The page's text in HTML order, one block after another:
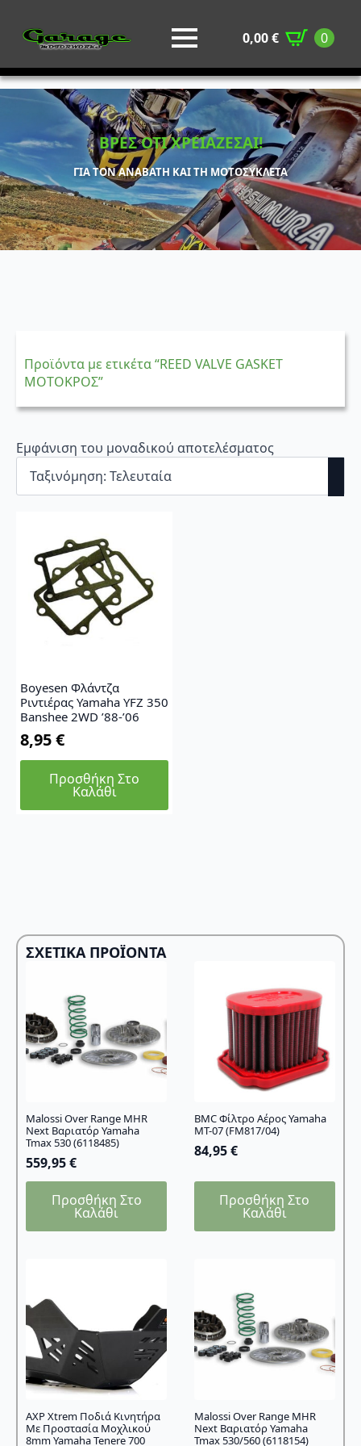
0,00€ 0
ΒΡΕΣ ΟΤΙ ΧΡΕΙΑΖΕΣΑΙ!
ΓΙΑ ΤΟΝ ΑΝΑΒΑΤΗ ΚΑΙ ΤΗ ΜΟΤΟΣΥΚΛΕΤΑ
Προϊόντα με ετικέτα “REED VALVE GASKET
ΜΟΤΟΚΡΟΣ”
Εμφάνιση του μοναδικού αποτελέσματος
Boyesen Φλάντζα
Ριντιέρας Yamaha YFZ 350
Banshee 2WD ’88-’06
8,95€
Προσθήκη Στο
Καλάθι
ΣΧΕΤΙΚΆ ΠΡΟΪΌΝΤΑ
Malossi Over Range MHR
Next Βαριατόρ Yamaha
Tmax 530 (6118485)
559,95€
Προσθήκη Στο
Καλάθι
BMC Φίλτρο Αέρος Yamaha
MT-07 (FM817/04)
84,95€
Προσθήκη Στο
Καλάθι
AXP Xtrem Ποδιά Κινητήρα
Με Προστασία Μοχλικού
8mm Yamaha Tenere 700
Malossi Over Range MHR
Next Βαριατόρ Yamaha
Tmax 530/560 (6118154)